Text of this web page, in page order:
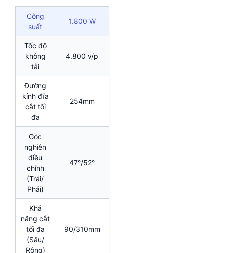
Công
suất
1.800 W
Tốc độ
không
tải
4.800 v/p
Đường
kính đĩa
cắt tối
đa
254mm
Góc
nghiên
điều
chỉnh
(Trái/
Phải)
47°/52°
Khả
năng cắt
tối đa
(Sâu/
Rộng)
90/310mm